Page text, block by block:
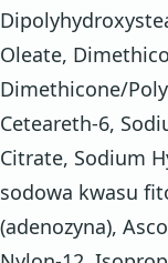
Oleate,
Dimethicone/
Ceteareth-6,
Citrate, Sodium
sodowa kwasu
(adenozyna),